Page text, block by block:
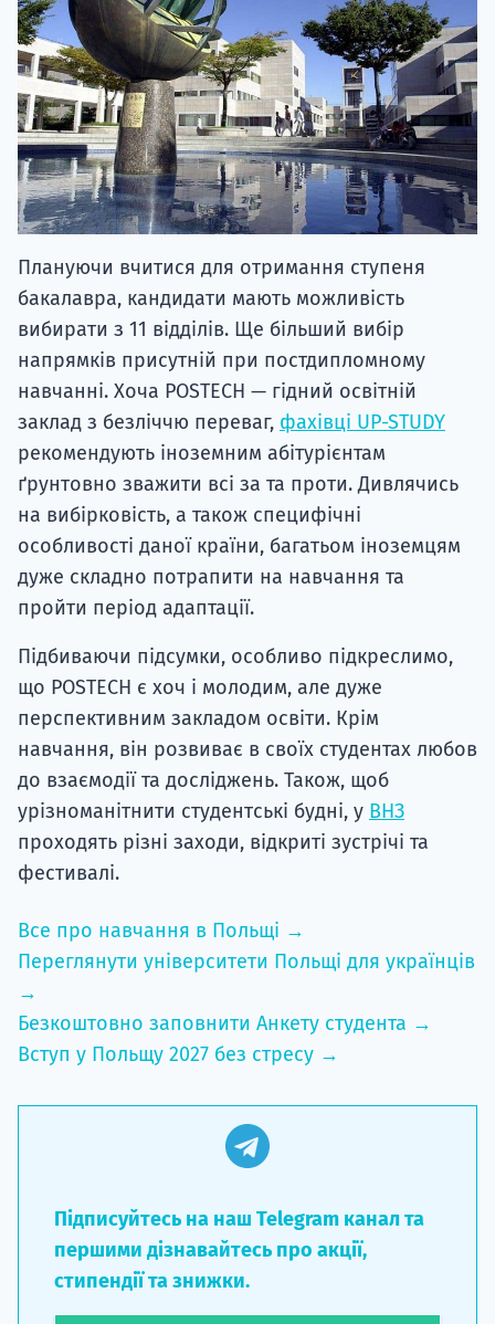
Плануючи вчитися для отримання ступеня
бакалавра, кандидати мають можливість
вибирати з 11 відділів. Ще більший вибір
напрямків присутній при постдипломному
навчанні. Хоча POSTECH — гідний освітній
заклад з безліччю переваг, фахівці UP-STUDY
рекомендують іноземним абітурієнтам
ґрунтовно зважити всі за та проти. Дивлячись
на вибірковість, а також специфічні
особливості даної країни, багатьом іноземцям
дуже складно потрапити на навчання та
пройти період адаптації.
Підбиваючи підсумки, особливо підкреслимо,
що POSTECH є хоч і молодим, але дуже
перспективним закладом освіти. Крім
навчання, він розвиває в своїх студентах любов
до взаємодії та досліджень. Також, щоб
урізноманітнити студентські будні, у ВНЗ
проходять різні заходи, відкриті зустрічі та
фестивалі.
Все про навчання в Польщі →
Переглянути університети Польщі для українців
→
Безкоштовно заповнити Анкету студента →
Вступ у Польщу 2027 без стресу →
Підписуйтесь на наш Telegram канал та
першими дізнавайтесь про акції,
стипендії та знижки.